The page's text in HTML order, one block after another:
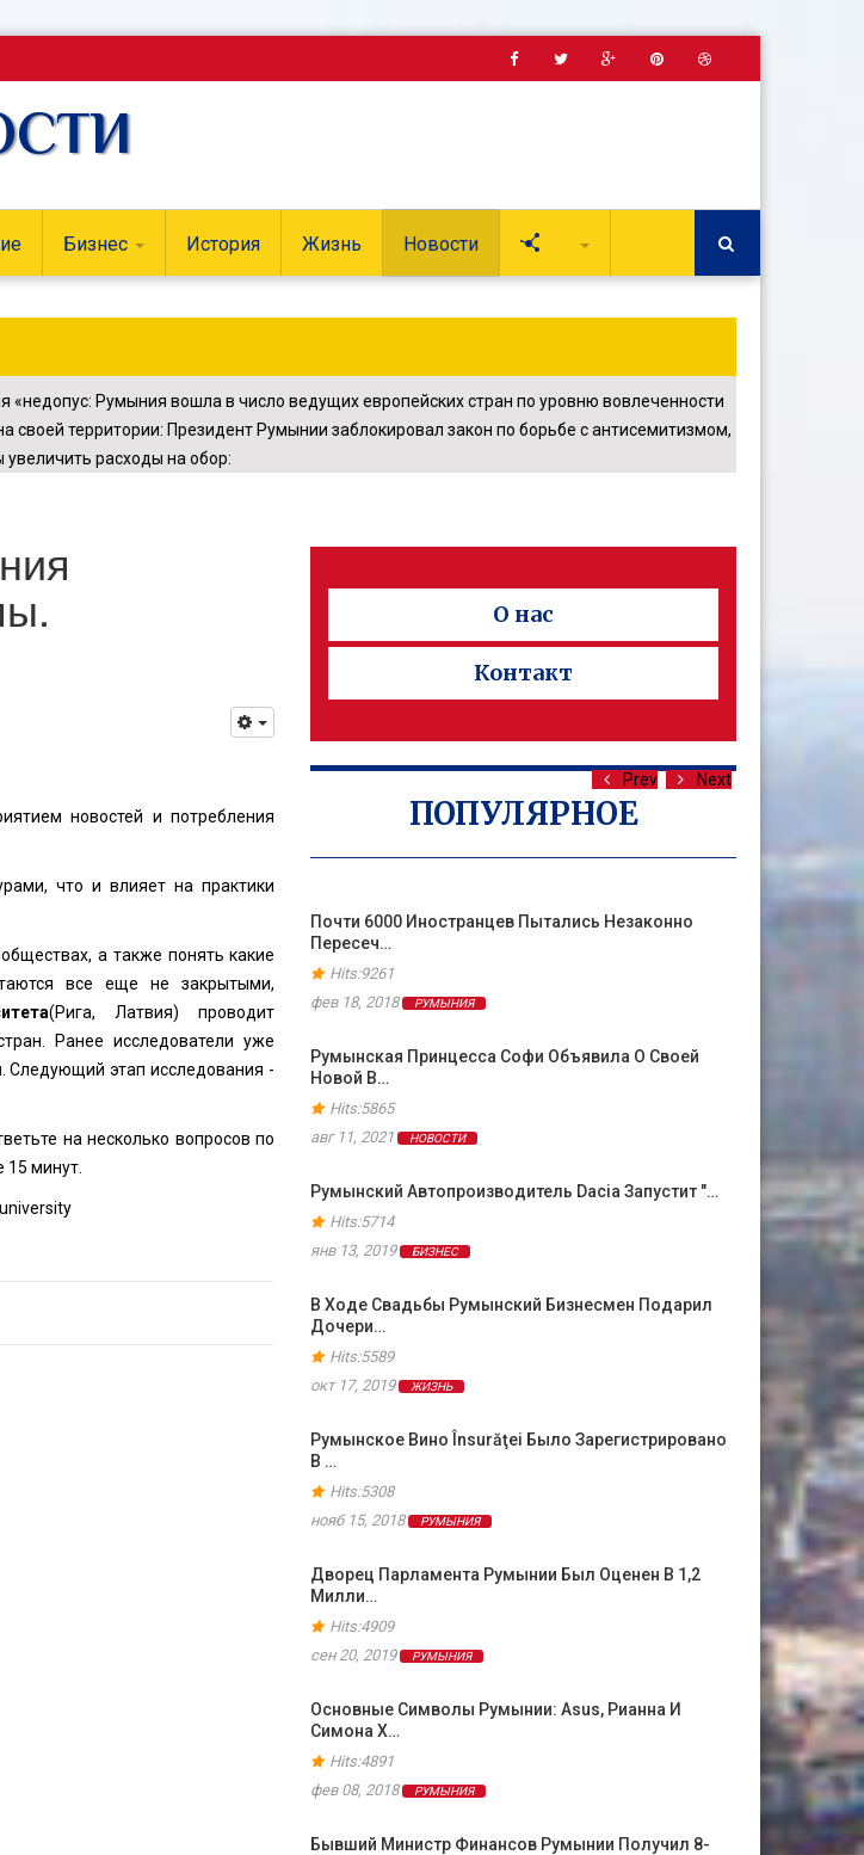
Бизнес История Жизнь Новости
«недопус: Румыния вошла в число ведущих европейских стран по уровню вовлеченности
своей территории: Президент Румынии заблокировал закон по борьбе с антисемитизмом,
расходы на обор:
новостей и потребления
что и влияет на практики
а также понять какие
все еще не закрытыми,
(Рига, Латвия) проводит
Ранее исследователи уже
Следующий этап исследования -
на несколько вопросов по
15 минут.
О нас
Контакт
ПОПУЛЯРНОЕ
Prev Next
Почти 6000 Иностранцев Пытались Незаконно
Пересеч…
Hits:9261
фев 18, 2018
РУМЫНИЯ
Румынская Принцесса Софи Объявила О Своей
Новой В…
Hits:5865
авг 11, 2021
НОВОСТИ
Румынский Автопроизводитель Dacia Запустит "…
Hits:5714
янв 13, 2019
БИЗНЕС
В Ходе Свадьбы Румынский Бизнесмен Подарил
Дочери…
Hits:5589
окт 17, 2019
ЖИЗНЬ
Румынское Вино Însurăţei Было Зарегистрировано
В …
Hits:5308
нояб 15, 2018
РУМЫНИЯ
Дворец Парламента Румынии Был Оценен В 1,2
Милли…
Hits:4909
сен 20, 2019
РУМЫНИЯ
Основные Символы Румынии: Asus, Рианна И
Симона Х…
Hits:4891
фев 08, 2018
РУМЫНИЯ
Бывший Министр Финансов Румынии Получил 8-